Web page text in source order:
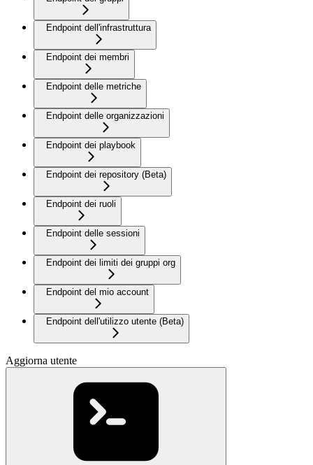
Endpoint dell'infrastruttura
Endpoint dei membri
Endpoint delle metriche
Endpoint delle organizzazioni
Endpoint dei playbook
Endpoint dei repository (Beta)
Endpoint dei ruoli
Endpoint delle sessioni
Endpoint dei limiti dei gruppi org
Endpoint del mio account
Endpoint dell'utilizzo utente (Beta)
Aggiorna utente